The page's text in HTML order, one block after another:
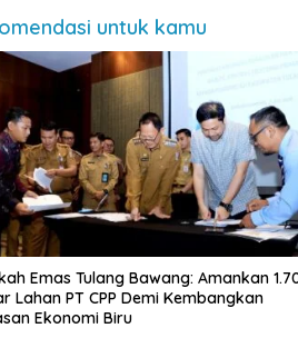
untuk kamu
Emas Tulang Bawang: Amankan
Lahan PT CPP Demi Kembangkan
Ekonomi Biru